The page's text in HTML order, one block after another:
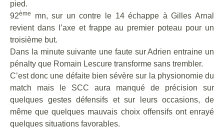
pied.
92ème
mn, sur un contre le 14 échappe à Gilles Arnal
revient dans l’axe et frappe au premier poteau pour un
troisième but.
Dans la minute suivante une faute sur Adrien entraine un
pénalty que Romain Lescure transforme sans trembler.
C’est donc une défaite bien sévère sur la physionomie du
match mais le SCC aura manqué de précision sur
quelques gestes défensifs et sur leurs occasions, de
même que quelques mauvais choix offensifs ont enrayé
quelques situations favorables.